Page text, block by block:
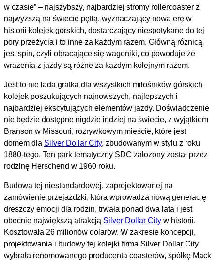
w czasie” – najszybszy, najbardziej stromy rollercoaster z
najwyższą na świecie pętlą, wyznaczający nową erę w
historii kolejek górskich, dostarczający niespotykane do tej
pory przeżycia i to inne za każdym razem. Główną różnicą
jest spin, czyli obracające się wagoniki, co powoduje że
wrażenia z jazdy są różne za każdym kolejnym razem.
Jest to nie lada gratka dla wszystkich miłośników górskich
kolejek poszukujących najnowszych, najlepszych i
najbardziej ekscytujących elementów jazdy. Doświadczenie
nie będzie dostępne nigdzie indziej na świecie, z wyjątkiem
Branson w Missouri, rozrywkowym mieście, które jest
domem dla Silver Dollar City, zbudowanym w stylu z roku
1880-tego. Ten park tematyczny SDC założony został przez
rodzinę Herschend w 1960 roku.
Budowa tej niestandardowej, zaprojektowanej na
zamówienie przejażdżki, która wprowadza nową generację
dreszczy emocji dla rodzin, trwała ponad dwa lata i jest
obecnie największą atrakcją Silver Dollar City w historii.
Kosztowała 26 milionów dolarów. W zakresie koncepcji,
projektowania i budowy tej kolejki firma Silver Dollar City
wybrała renomowanego producenta coasterów, spółkę Mack